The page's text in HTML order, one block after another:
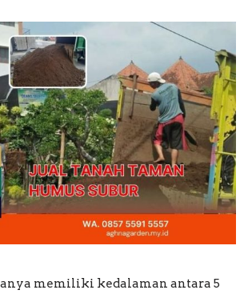
memiliki kedalaman antara 5